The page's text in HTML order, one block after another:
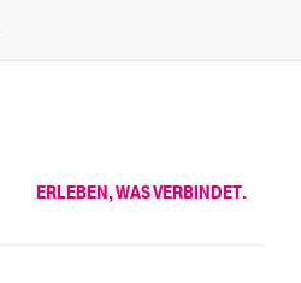
ERLEBEN, WAS VERBINDET.